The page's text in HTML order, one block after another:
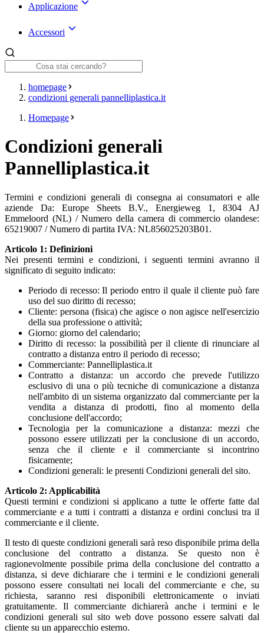
Applicazione
Accessori
homepage
condizioni generali pannelliplastica.it
Homepage
Condizioni generali
Pannelliplastica.it
Termini e condizioni generali di consegna ai consumatori e alle
aziende Da: Europe Sheets B.V., Energieweg 1, 8304 AJ
Emmeloord (NL) / Numero della camera di commercio olandese:
65219007 / Numero di partita IVA: NL856025203B01.
Articolo 1: Definizioni
Nei presenti termini e condizioni, i seguenti termini avranno il
significato di seguito indicato:
Periodo di recesso: Il periodo entro il quale il cliente può fare
uso del suo diritto di recesso;
Cliente: persona (fisica) che agisce o non agisce nell'esercizio
della sua professione o attività;
Giorno: giorno del calendario;
Diritto di recesso: la possibilità per il cliente di rinunciare al
contratto a distanza entro il periodo di recesso;
Commerciante: Pannelliplastica.it
Contratto a distanza: un accordo che prevede l'utilizzo
esclusivo di una o più tecniche di comunicazione a distanza
nell'ambito di un sistema organizzato dal commerciante per la
vendita a distanza di prodotti, fino al momento della
conclusione dell'accordo;
Tecnologia per la comunicazione a distanza: mezzi che
possono essere utilizzati per la conclusione di un accordo,
senza che il cliente e il commerciante si incontrino
fisicamente;
Condizioni generali: le presenti Condizioni generali del sito.
Articolo 2: Applicabilità
Questi termini e condizioni si applicano a tutte le offerte fatte dal
commerciante e a tutti i contratti a distanza e ordini conclusi tra il
commerciante e il cliente.
Il testo di queste condizioni generali sarà reso disponibile prima della
conclusione del contratto a distanza. Se questo non è
ragionevolmente possibile prima della conclusione del contratto a
distanza, si deve dichiarare che i termini e le condizioni generali
possono essere consultati nei locali del commerciante e che, su
richiesta, saranno resi disponibili elettronicamente o inviati
gratuitamente. Il commerciante dichiarerà anche i termini e le
condizioni generali sul sito web dove possono essere salvati dal
cliente su un apparecchio esterno.